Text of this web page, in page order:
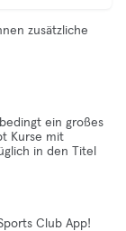
zusätzliche
ein großes
Kurse mit
in den Titel
Club App!